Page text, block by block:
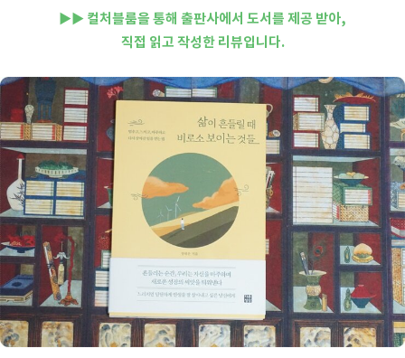
▶▶ 컬처블룸을 통해 출판사에서 도서를 제공 받아,
직접 읽고 작성한 리뷰입니다.